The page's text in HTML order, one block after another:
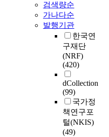
검색량순
가나다순
발행기관
한국연
구재단
(NRF)
(420)
dCollection
(99)
국가정
책연구포
털(NKIS)
(49)